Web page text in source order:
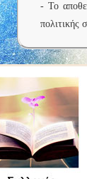
- Το
πολιτικής